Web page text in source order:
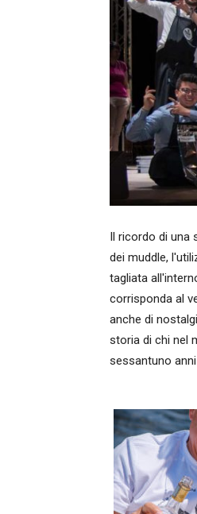
Il ricordo di
dei muddle,
tagliata
corrisponda al
anche di
storia di chi nel
sessantuno